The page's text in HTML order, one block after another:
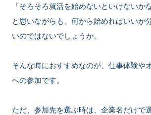
「そろそろ就活を始めないといけないかな
と思いながらも、何から始めればいいか
いのではないでしょうか。
そんな時におすすめなのが、仕事体験や
への参加です。
ただ、参加先を選ぶ時は、企業名だけで